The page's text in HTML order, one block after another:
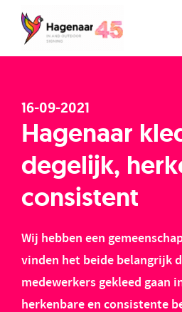
16-09-2021
Hagenaar
degelijk,
consistent
Wij hebben een
vinden het beide belangrijk
medewerkers gekleed gaan
herkenbare en consistente